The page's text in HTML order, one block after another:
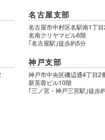
名古屋支部
名古屋市中村区名駅南1丁
名南クリヤマビル6階
｢名古屋駅｣徒歩約5分
神戸支部
神戸市中央区磯辺通4丁目2
新芙蓉ビル10階
｢三ノ宮・神戸三宮駅｣徒歩